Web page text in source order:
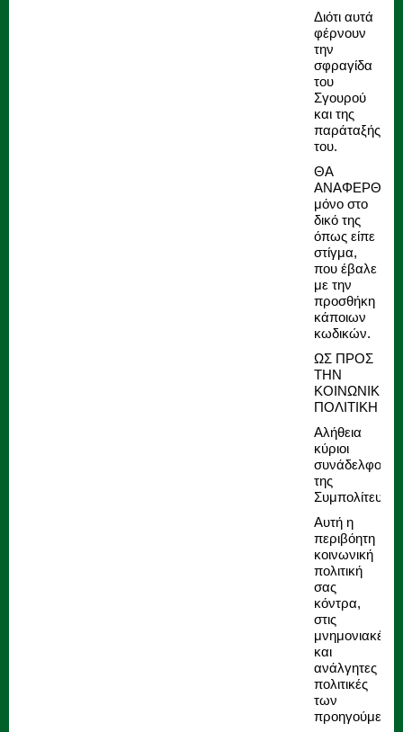
Διότι αυτά
φέρνουν
την
σφραγίδα
του
Σγουρού
και της
παράταξής
του.
ΘΑ
ΑΝΑΦΕΡΘΩ
μόνο στο
δικό της
όπως είπε
στίγμα,
που έβαλε
με την
προσθήκη
κάποιων
κωδικών.
ΩΣ ΠΡΟΣ
ΤΗΝ
ΚΟΙΝΩΝΙΚΗ
ΠΟΛΙΤΙΚΗ
Αλήθεια
κύριοι
συνάδελφοι
της
Συμπολίτευσης
Αυτή η
περιβόητη
κοινωνική
πολιτική
σας
κόντρα,
στις
μνημονιακές
και
ανάλγητες
πολιτικές
των